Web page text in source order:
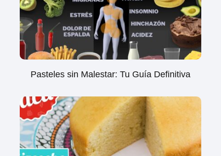
Pasteles sin Malestar: Tu Guía Definitiva